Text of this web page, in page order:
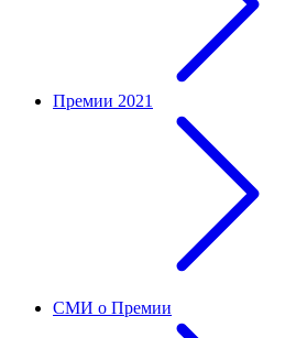
Премии 2021
СМИ о Премии